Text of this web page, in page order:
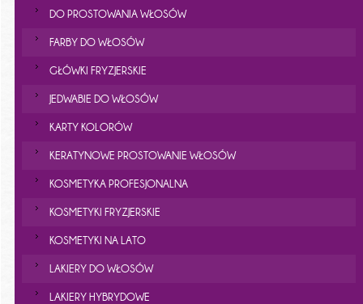
DO PROSTOWANIA WŁOSÓW
FARBY DO WŁOSÓW
GŁÓWKI FRYZJERSKIE
JEDWABIE DO WŁOSÓW
KARTY KOLORÓW
KERATYNOWE PROSTOWANIE WŁOSÓW
KOSMETYKA PROFESJONALNA
KOSMETYKI FRYZJERSKIE
KOSMETYKI NA LATO
LAKIERY DO WŁOSÓW
LAKIERY HYBRYDOWE